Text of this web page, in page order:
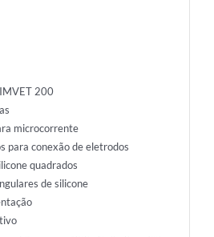
200
microcorrente
para conexão de eletrodos
quadrados
de silicone